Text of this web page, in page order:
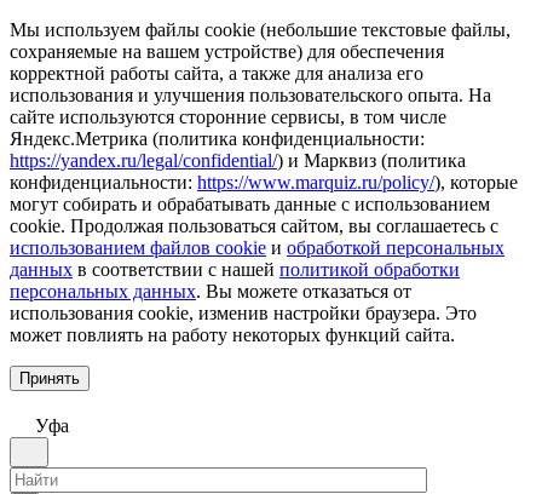
Мы используем файлы cookie (небольшие текстовые файлы,
сохраняемые на вашем устройстве) для обеспечения
корректной работы сайта, а также для анализа его
использования и улучшения пользовательского опыта. На
сайте используются сторонние сервисы, в том числе
Яндекс.Метрика (политика конфиденциальности:
https://yandex.ru/legal/confidential/) и Марквиз (политика
конфиденциальности: https://www.marquiz.ru/policy/), которые
могут собирать и обрабатывать данные с использованием
cookie. Продолжая пользоваться сайтом, вы соглашаетесь с
использованием файлов cookie и обработкой персональных
данных в соответствии с нашей политикой обработки
персональных данных. Вы можете отказаться от
использования cookie, изменив настройки браузера. Это
может повлиять на работу некоторых функций сайта.
Принять
Уфа